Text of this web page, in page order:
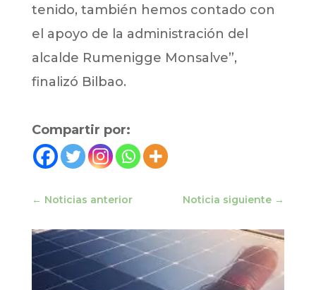
tenido, también hemos contado con
el apoyo de la administración del
alcalde Rumenigge Monsalve”,
finalizó Bilbao.
Compartir por:
← Noticias anterior Noticia siguiente →